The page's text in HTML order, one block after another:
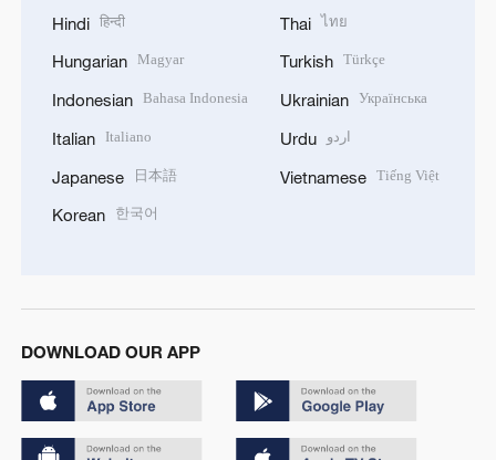
Hindi हिन्दी
Hungarian Magyar
Indonesian Bahasa Indonesia
Italian Italiano
Japanese 日本語
Korean 한국어
Thai ไทย
Turkish Türkçe
Ukrainian Українська
Urdu اردو
Vietnamese Tiếng Việt
DOWNLOAD OUR APP